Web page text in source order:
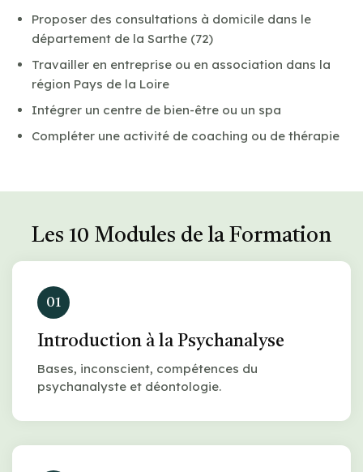
Proposer des consultations à domicile dans le
département de la Sarthe (72)
Travailler en entreprise ou en association dans la
région Pays de la Loire
Intégrer un centre de bien-être ou un spa
Compléter une activité de coaching ou de thérapie
Les 10 Modules de la Formation
01
Introduction à la Psychanalyse
Bases, inconscient, compétences du
psychanalyste et déontologie.